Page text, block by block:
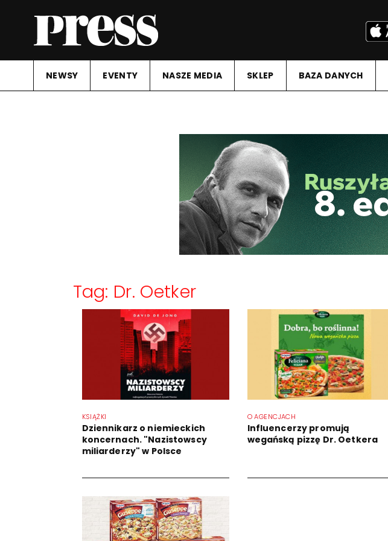
NEWSY EVENTY NASZE MEDIA SKLEP BAZA DANYCH
Tag: Dr. Oetker
KSIĄŻKI
Dziennikarz o niemieckich
koncernach. "Nazistowscy
miliarderzy" w Polsce
O AGENCJACH
Influencerzy promują
wegańską pizzę Dr. Oetkera